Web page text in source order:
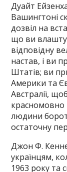
Дуайт
Вашингтоні
дозвіл на
що ви
відповідну
настав, і ви
Штатів; ви
Америки та
Австралії,
красномовно
людини
остаточну
Джон Ф.
українцям,
1963 року та